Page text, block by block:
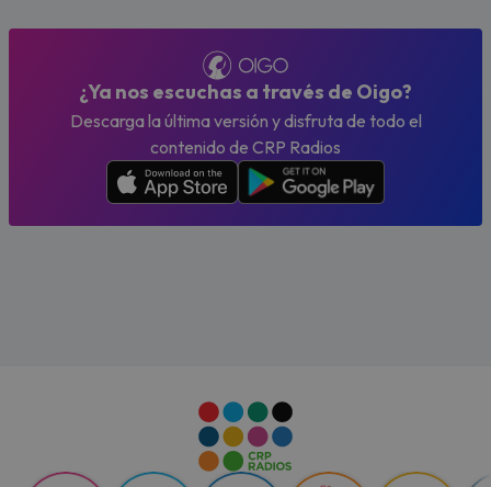
¿Ya nos escuchas a través de Oigo?
Descarga la última versión y disfruta de todo el
contenido de CRP Radios